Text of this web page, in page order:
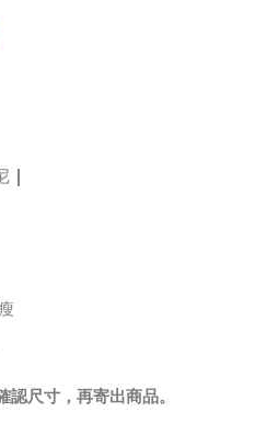
｜
尺寸，再寄出商品。